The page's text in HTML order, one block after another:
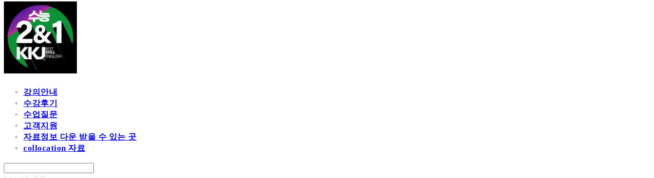
강의안내
수강후기
수업질문
고객지원
자료정보 다운 받을 수 있는 곳
collocation 자료